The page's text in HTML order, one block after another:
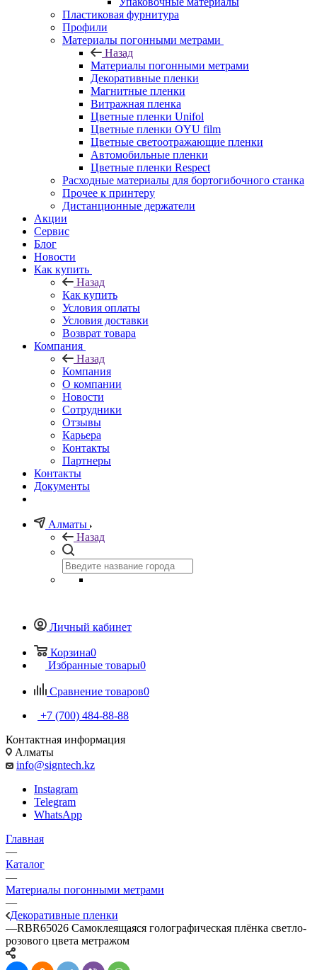
Пластиковая фурнитура
Профили
Материалы погонными метрами
Назад
Материалы погонными метрами
Декоративные пленки
Магнитные пленки
Витражная пленка
Цветные пленки Unifol
Цветные пленки OYU film
Цветные светоотражающие пленки
Автомобильные пленки
Цветные пленки Respect
Расходные материалы для бортогибочного станка
Прочее к принтеру
Дистанционные держатели
Акции
Сервис
Блог
Новости
Как купить
Назад
Как купить
Условия оплаты
Условия доставки
Возврат товара
Компания
Назад
Компания
О компании
Новости
Сотрудники
Отзывы
Карьера
Контакты
Партнеры
Контакты
Документы
Алматы
Назад
Личный кабинет
Корзина0
Избранные товары0
Сравнение товаров0
+7 (700) 484-88-88
Контактная информация
Алматы
info@signtech.kz
Instagram
Telegram
WhatsApp
Главная
—
Каталог
—
Материалы погонными метрами
—
Декоративные пленки
—RBR65026 Самоклеящаяся голографическая плёнка светло-
розового цвета метражом